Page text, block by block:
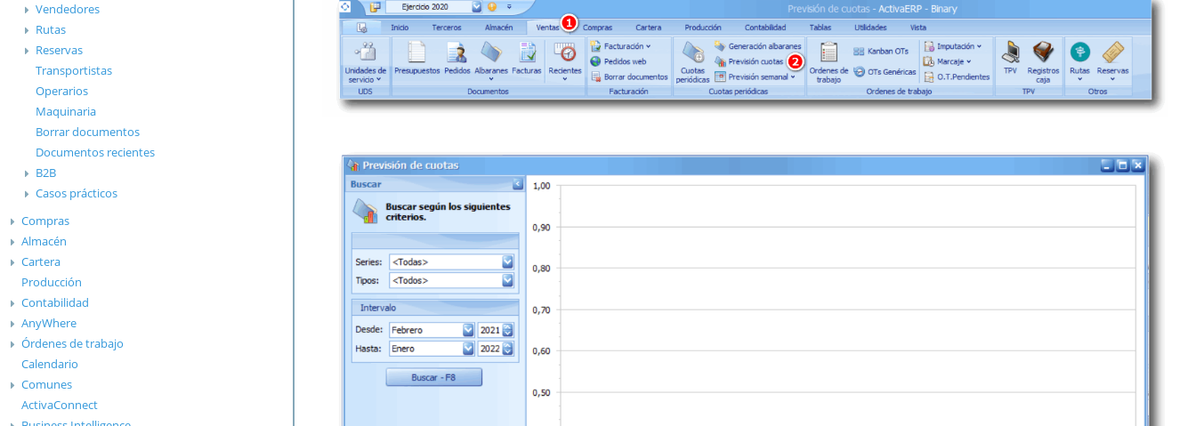
Vendedores
Rutas
Reservas
Transportistas
Operarios
Maquinaria
Borrar documentos
Documentos recientes
B2B
Casos prácticos
Compras
Almacén
Cartera
Producción
Contabilidad
AnyWhere
Órdenes de trabajo
Calendario
Comunes
ActivaConnect